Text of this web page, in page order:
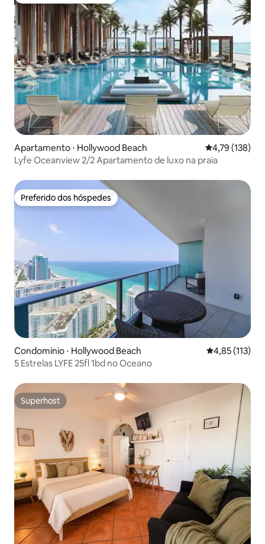
Apartamento ⋅ Hollywood Beach 4,79 de uma
4,79 (138)
Lyfe Oceanview 2/2 Apartamento de luxo na praia
Preferido dos hóspedes
Preferido dos hóspedes
Condomínio ⋅ Hollywood Beach 4,85 de uma
4,85 (113)
5 Estrelas LYFE 25fl 1bd no Oceano
Superhost
Superhost